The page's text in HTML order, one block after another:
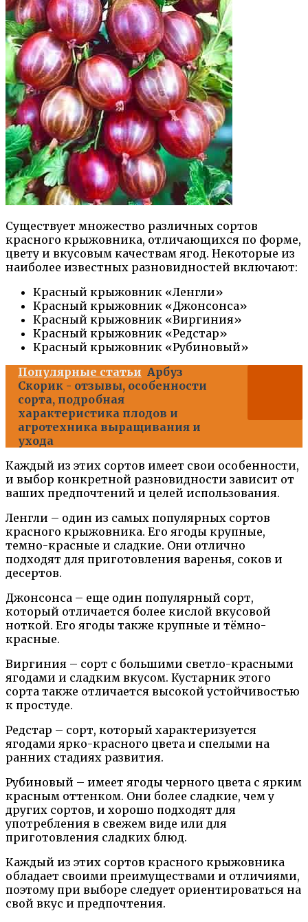
Существует множество различных сортов
красного крыжовника, отличающихся по форме,
цвету и вкусовым качествам ягод. Некоторые из
наиболее известных разновидностей включают:
Красный крыжовник «Ленгли»
Красный крыжовник «Джонсонса»
Красный крыжовник «Виргиния»
Красный крыжовник «Редстар»
Красный крыжовник «Рубиновый»
Популярные статьи Арбуз
Скорик - отзывы, особенности
сорта, подробная
характеристика плодов и
агротехника выращивания и
ухода
Каждый из этих сортов имеет свои особенности,
и выбор конкретной разновидности зависит от
ваших предпочтений и целей использования.
Ленгли – один из самых популярных сортов
красного крыжовника. Его ягоды крупные,
темно-красные и сладкие. Они отлично
подходят для приготовления варенья, соков и
десертов.
Джонсонса – еще один популярный сорт,
который отличается более кислой вкусовой
ноткой. Его ягоды также крупные и тёмно-
красные.
Виргиния – сорт с большими светло-красными
ягодами и сладким вкусом. Кустарник этого
сорта также отличается высокой устойчивостью
к простуде.
Редстар – сорт, который характеризуется
ягодами ярко-красного цвета и спелыми на
ранних стадиях развития.
Рубиновый – имеет ягоды черного цвета с ярким
красным оттенком. Они более сладкие, чем у
других сортов, и хорошо подходят для
употребления в свежем виде или для
приготовления сладких блюд.
Каждый из этих сортов красного крыжовника
обладает своими преимуществами и отличиями,
поэтому при выборе следует ориентироваться на
свой вкус и предпочтения.